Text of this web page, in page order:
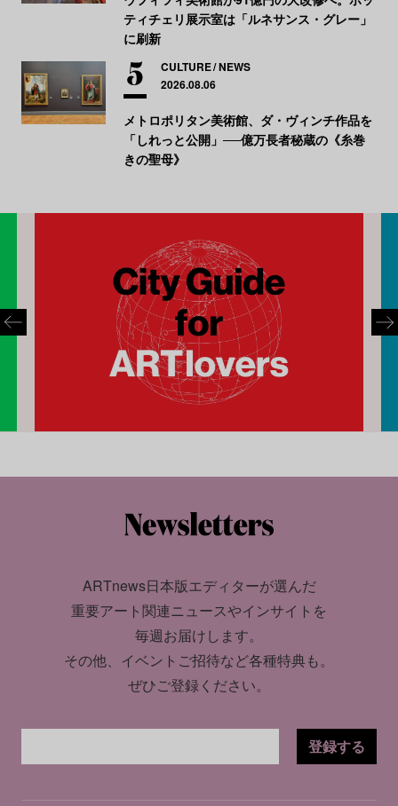
ティチェリ展示室は「ルネサンス・グレー」
に刷新
CULTURE NEWS
2026.08.06
メトロポリタン美術館、ダ・ヴィンチ作品を
「しれっと公開」──億万長者秘蔵の《糸巻
きの聖母》
ARTnews日本版エディターが選んだ
重要アート関連ニュースやインサイトを
毎週お届けします。
その他、イベントご招待など各種特典も。
ぜひご登録ください。
登録する